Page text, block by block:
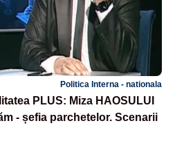
Politica Interna - nationala
PLUS: Miza HAOSULUI
- șefia parchetelor. Scenarii